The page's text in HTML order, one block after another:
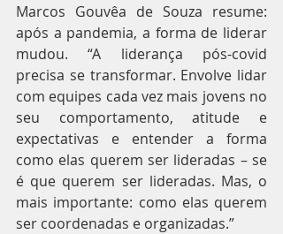
Marcos Gouvêa de Souza resume:
após a pandemia, a forma de liderar
mudou. “A liderança pós-covid
precisa se transformar. Envolve lidar
com equipes cada vez mais jovens no
seu comportamento, atitude e
expectativas e entender a forma
como elas querem ser lideradas – se
é que querem ser lideradas. Mas, o
mais importante: como elas querem
ser coordenadas e organizadas.”